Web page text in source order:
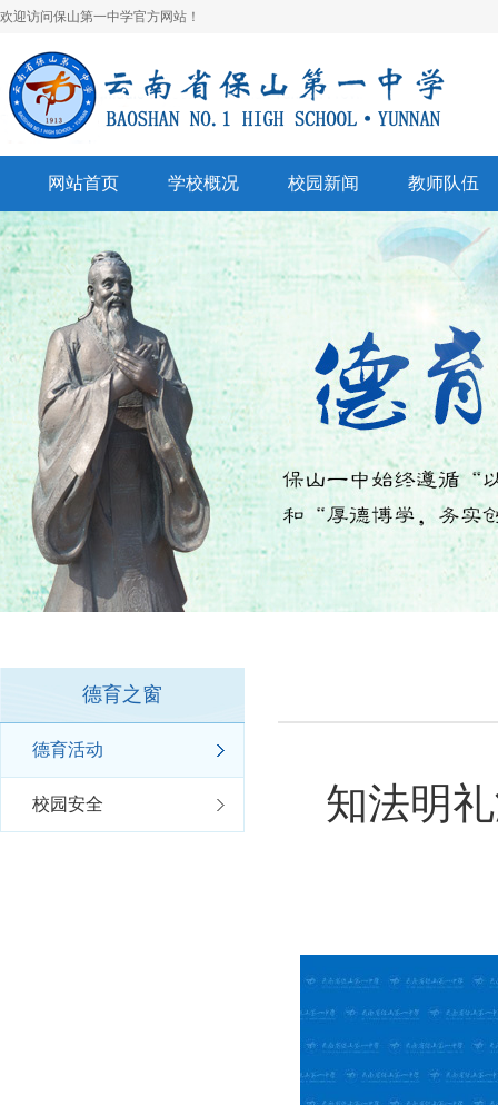
欢迎访问保山第一中学官方网站！
网站首页 学校概况
学校简介
领导班子
学校荣誉
美丽校园
联系我们
校园新闻
校园快讯
一中视听
教师队伍
学科建设
名师风采
表彰奖励
德育之窗
德育活动
校园安全 知法明